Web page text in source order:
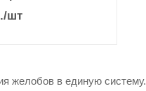
/шт
желобов в единую систему.